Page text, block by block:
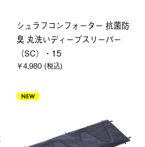
シュラフコンフォーター 抗菌防
臭 丸洗いディープスリーパー
（SC）・15
￥4,980 (税込)
NEW